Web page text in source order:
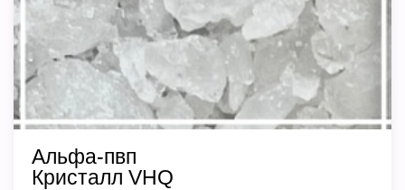
Альфа-пвп
Кристалл VHQ